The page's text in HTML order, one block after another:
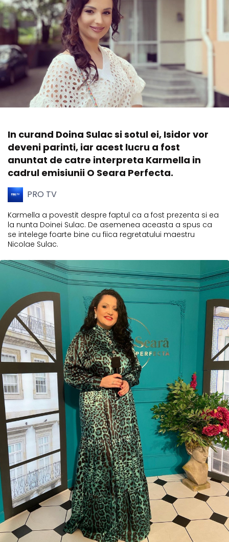
In curand Doina Sulac si sotul ei, Isidor vor
deveni parinti, iar acest lucru a fost
anuntat de catre interpreta Karmella in
cadrul emisiunii O Seara Perfecta.
PRO TV
Karmella a povestit despre faptul ca a fost prezenta si ea
la nunta Doinei Sulac. De asemenea aceasta a spus ca
se intelege foarte bine cu fiica regretatului maestru
Nicolae Sulac.